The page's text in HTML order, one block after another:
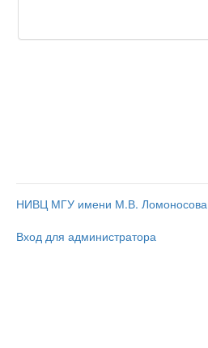
НИВЦ МГУ имени М.В. Ломоносова
Вход для администратора